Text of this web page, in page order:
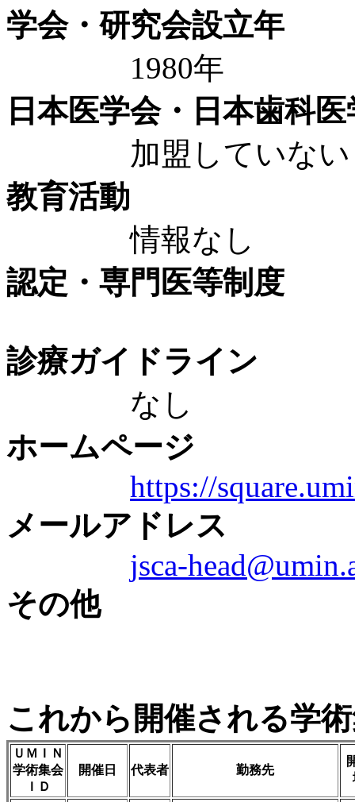
学会・研究会設立年
1980年
日本医学会・日本歯科
加盟していない
教育活動
情報なし
認定・専門医等制度
診療ガイドライン
なし
ホームページ
https://
メールアドレス
jsca-
その他
これから開催される学
ＵＭＩＮ
学術集会
ＩＤ
開催日 代表者 勤務先